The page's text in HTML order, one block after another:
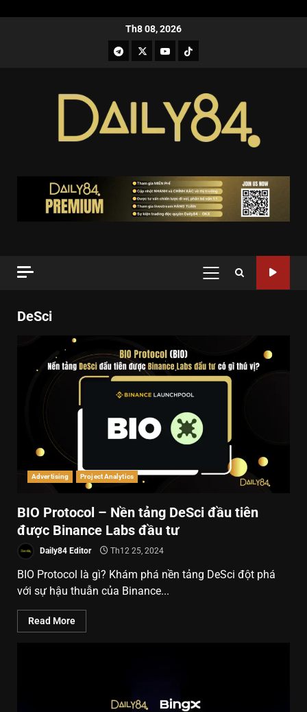
Th8 08, 2026
DeSci
Advertising Project Analytics
BIO Protocol – Nền tảng DeSci đầu tiên
được Binance Labs đầu tư
Daily84 Editor Th12 25, 2024
BIO Protocol là gì? Khám phá nền tảng DeSci đột phá
với sự hậu thuẫn của Binance...
Read More